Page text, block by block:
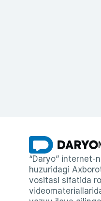
“Daryo” internet-
huzuridagi
vositasi sifatida